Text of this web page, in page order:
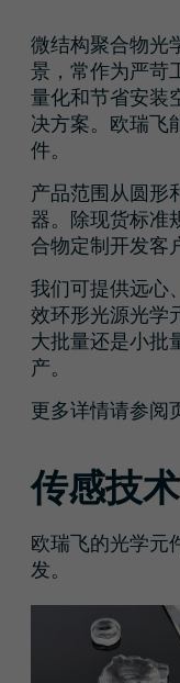
微结构聚合物光
景，常作为严苛
量化和节省安装
决方案。欧瑞飞
件。
产品范围从圆形
器。除现货标准
合物定制开发客
我们可提供远心
效环形光源光学
大批量还是小批
产。
更多详情请参阅
传感技术
欧瑞飞的光学元
发。